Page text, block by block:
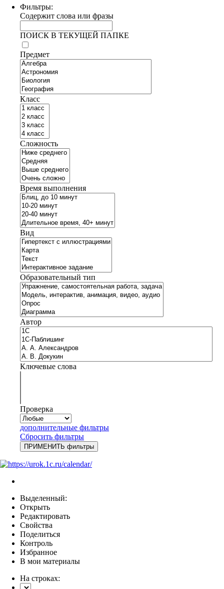
Фильтры:
Содержит слова или фразы
ПОИСК В ТЕКУЩЕЙ ПАПКЕ
Предмет
Класс
Сложность
Время выполнения
Вид
Образовательный тип
Автор
Ключевые слова
Проверка
дополнительные фильтры
Сбросить фильтры
Выделенный:
Открыть
Редактировать
Свойства
Поделиться
Контроль
Избранное
В мои материалы
На строках: